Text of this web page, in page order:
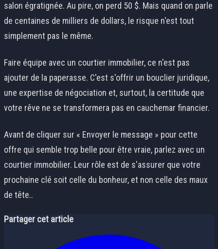
salon égratignée. Au pire, on perd 50 $. Mais quand on parle
de centaines de milliers de dollars, le risque n'est tout
simplement pas le même.
Faire équipe avec un courtier immobilier, ce n'est pas
ajouter de la paperasse. C'est s'offrir un bouclier juridique,
une expertise de négociation et, surtout, la certitude que
votre rêve ne se transformera pas en cauchemar financier.
Avant de cliquer sur « Envoyer le message » pour cette
offre qui semble trop belle pour être vraie, parlez avec un
courtier immobilier. Leur rôle est de s'assurer que votre
prochaine clé soit celle du bonheur, et non celle des maux
de tête..
Partager cet article